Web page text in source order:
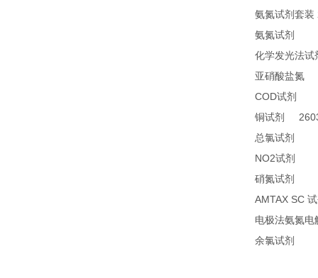
氨氮试剂套装
氨氮试剂
化学发光法试
亚硝酸盐氮
COD试剂
铜试剂
总氯试剂
NO2试剂
硝氮试剂
AMTAX SC
电极法氨氮电
余氯试剂